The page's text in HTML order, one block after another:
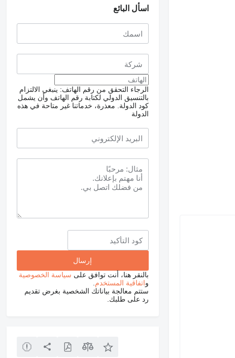
طلب الحصول على صور
إضافية
اسأل البائع
الرجاء التحقق من رقم الهاتف: ينبغي الالتزام
بالتنسيق الدولي لكتابة رقم الهاتف وأن يشمل
كود الدولة.
معذرة، خدماتنا غير متاحة في هذه
الدولة
بالنقر هنا، أنت توافق على سياسة الخصوصية
واتفاقية المستخدم
ستتم معالجة بياناتك الشخصية بغرض تقديم
رد على طلبك.